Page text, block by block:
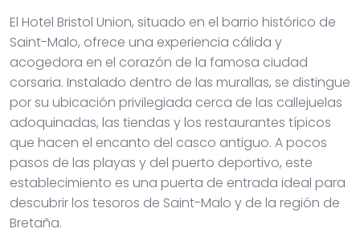
El Hotel Bristol Union, situado en el barrio histórico de
Saint-Malo, ofrece una experiencia cálida y
acogedora en el corazón de la famosa ciudad
corsaria. Instalado dentro de las murallas, se distingue
por su ubicación privilegiada cerca de las callejuelas
adoquinadas, las tiendas y los restaurantes típicos
que hacen el encanto del casco antiguo. A pocos
pasos de las playas y del puerto deportivo, este
establecimiento es una puerta de entrada ideal para
descubrir los tesoros de Saint-Malo y de la región de
Bretaña.